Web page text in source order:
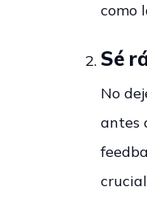
como
Sé
No
antes